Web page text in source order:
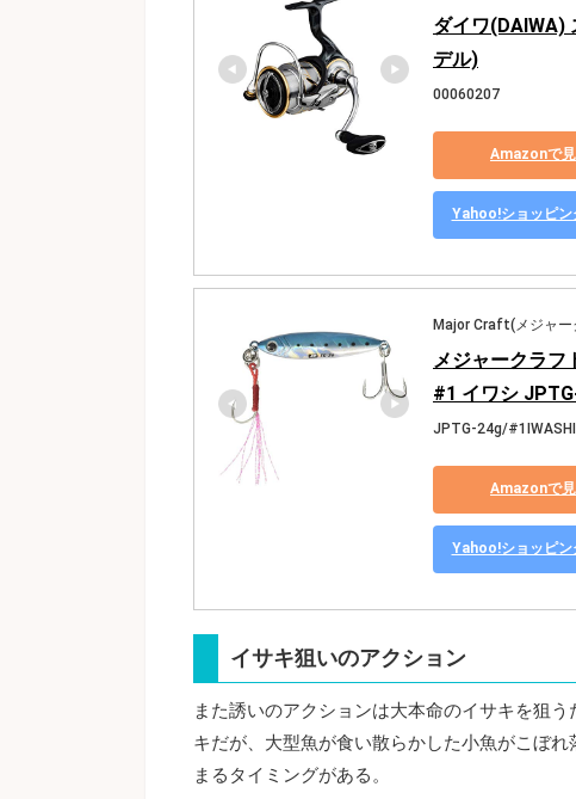
ダイワ(DAIWA)
デル)
00060207
Amazonで
Yahoo!ショッピン
Major Craft(メジャー
メジャークラフ
#1 イワシ
JPTG-24g/#1IWASHI
Amazonで
Yahoo!ショッピン
イサキ狙いのアクション
また誘いのアクションは大本命のイサキを狙
キだが、大型魚が食い散らかした小魚がこぼ
まるタイミングがある。